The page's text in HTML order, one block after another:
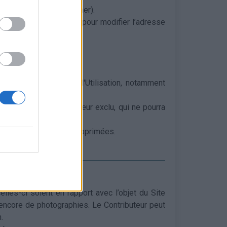
cas échéant, supprimer).
le concernant (pour modifier l’adresse
Générales d'Utilisation, notamment
pour l'Utilisateur exclu, qui ne pourra
sur le Site seront supprimées.
ci soient en rapport avec l’objet du Site
de photographies. Le Contributeur peut